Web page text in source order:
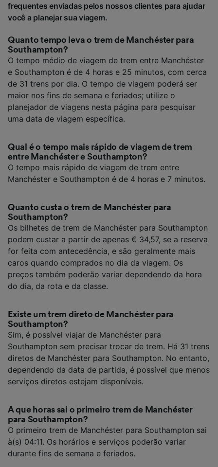
frequentes enviadas pelos nossos clientes para ajudar
você a planejar sua viagem.
Quanto tempo leva o trem de Manchéster para
Southampton?
O tempo médio de viagem de trem entre Manchéster
e Southampton é de 4 horas e 25 minutos, com cerca
de 31 trens por dia. O tempo de viagem poderá ser
maior nos fins de semana e feriados; utilize o
planejador de viagens nesta página para pesquisar
uma data de viagem específica.
Qual é o tempo mais rápido de viagem de trem
entre Manchéster e Southampton?
O tempo mais rápido de viagem de trem entre
Manchéster e Southampton é de 4 horas e 7 minutos.
Quanto custa o trem de Manchéster para
Southampton?
Os bilhetes de trem de Manchéster para Southampton
podem custar a partir de apenas € 34,57, se a reserva
for feita com antecedência, e são geralmente mais
caros quando comprados no dia da viagem. Os
preços também poderão variar dependendo da hora
do dia, da rota e da classe.
Existe um trem direto de Manchéster para
Southampton?
Sim, é possível viajar de Manchéster para
Southampton sem precisar trocar de trem. Há 31 trens
diretos de Manchéster para Southampton. No entanto,
dependendo da data de partida, é possível que menos
serviços diretos estejam disponíveis.
A que horas sai o primeiro trem de Manchéster
para Southampton?
O primeiro trem de Manchéster para Southampton sai
à(s) 04:11. Os horários e serviços poderão variar
durante fins de semana e feriados.